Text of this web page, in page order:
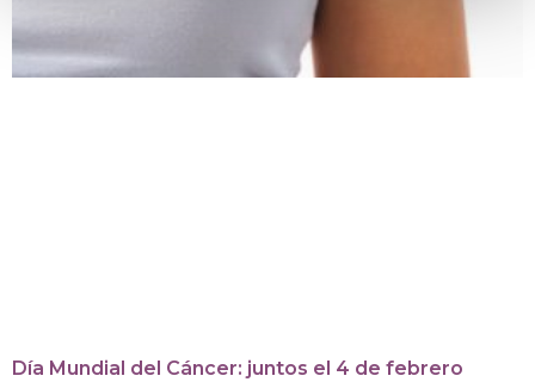
Día Mundial del Cáncer: juntos el 4 de febrero